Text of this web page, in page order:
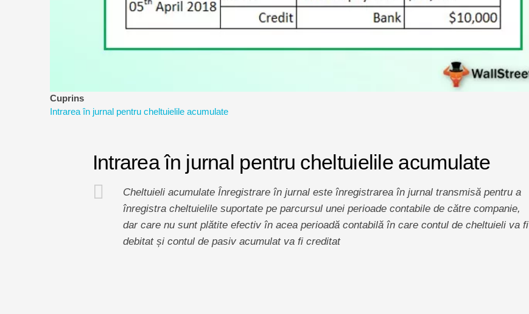
Cuprins
Intrarea în jurnal pentru cheltuielile acumulate
Intrarea în jurnal pentru cheltuielile acumulate
Cheltuieli acumulate Înregistrare în jurnal este înregistrarea în jurnal transmisă pentru a
înregistra cheltuielile suportate pe parcursul unei perioade contabile de către companie,
dar care nu sunt plătite efectiv în acea perioadă contabilă în care contul de cheltuieli va fi
debitat și contul de pasiv acumulat va fi creditat